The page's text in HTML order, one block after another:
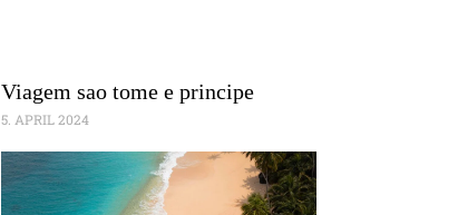
Viagem sao tome e principe
5. APRIL 2024